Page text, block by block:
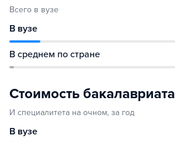
Всего в вузе
В вузе
В среднем по стране
Стоимость бакалавриата
И специалитета на очном, за год
В вузе